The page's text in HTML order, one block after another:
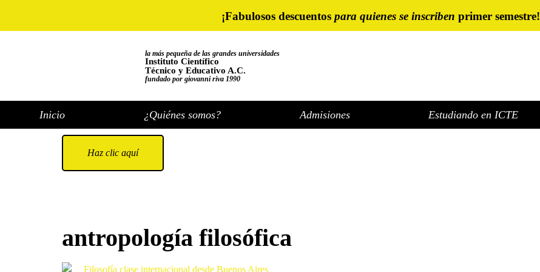
¡Fabulosos descuentos para quienes se inscriben primer semestre!
la más pequeña de las grandes universidades
Instituto Científico
Técnico y Educativo A.C.
fundado por giovanni riva 1990
Inicio ¿Quiénes somos? Admisiones Estudiando en ICTE
Haz clic aquí
antropología filosófica